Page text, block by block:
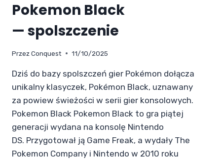
Pokemon Black
— spolszczenie
Przez Conquest 11/10/2025
Dziś do bazy spolszczeń gier Pokémon dołącza
unikalny klasyczek, Pokémon Black, uznawany
za powiew świeżości w serii gier konsolowych.
Pokemon Black Pokemon Black to gra piątej
generacji wydana na konsolę Nintendo
DS. Przygotował ją Game Freak, a wydały The
Pokemon Company i Nintendo w 2010 roku